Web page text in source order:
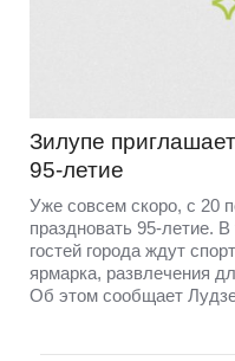
Зилупе
95-летие
Уже совсем скоро, с 20
праздновать 95-летие.
гостей города ждут
ярмарка, развлечения
Об этом сообщает